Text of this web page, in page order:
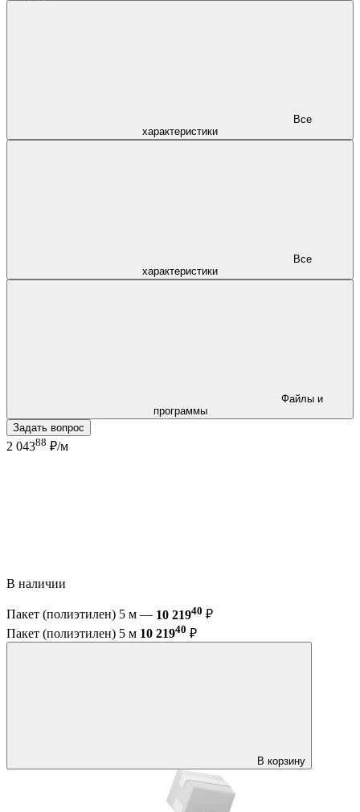
характеристики
характеристики
программы
Задать вопрос
2 04388 ₽/м
В наличии
Пакет (полиэтилен) 5 м — 10 21940 ₽
Пакет (полиэтилен) 5 м 10 21940 ₽
В корзину